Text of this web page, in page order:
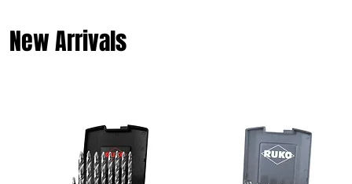
New Arrivals